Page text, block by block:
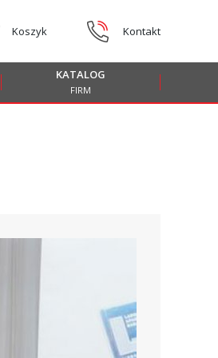
Koszyk Kontakt
KATALOG
FIRM